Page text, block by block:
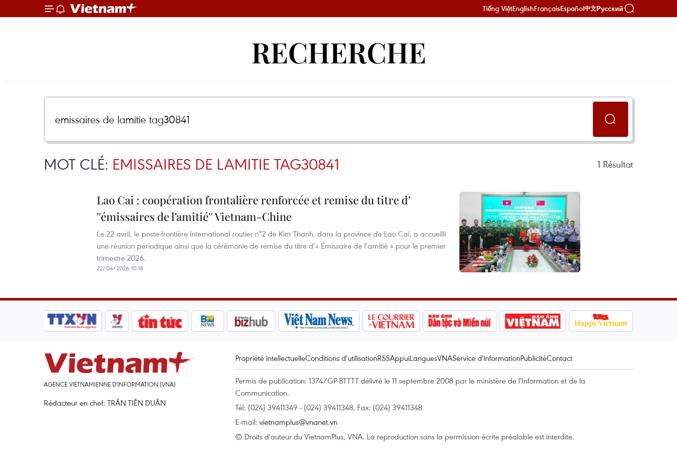
Tiếng ViệtEnglishFrançaisEspañol中文Русский
RECHERCHE
MOT CLÉ: EMISSAIRES DE LAMITIE TAG30841 1 Résultat
Lao Cai : coopération frontalière renforcée et remise du titre d’
''émissaires de l’amitié'' Vietnam-Chine
Le 22 avril, le poste-frontière international routier n°2 de Kim Thanh, dans la province de Lao Cai, a accueilli
une réunion périodique ainsi que la cérémonie de remise du titre d’« Émissaire de l’amitié » pour le premier
trimestre 2026.
22/04/2026 10:18
AGENCE VIETNAMIENNE D'INFORMATION (VNA)
Rédacteur en chef: TRÂN TIÊN DUÂN
Propriété intellectuelleConditions d'utilisationRSSAppuiLanguesVNAService d'informationPublicitéContact
Permis de publication: 1374/GP-BTTTT délivré le 11 septembre 2008 par le ministère de l'Information et de la
Communication.
Tél: (024) 39411349 - (024) 39411348, Fax: (024) 39411348
E-mail: vietnamplus@vnanet.vn
© Droits d'auteur du VietnamPlus, VNA. La reproduction sans la permission écrite préalable est interdite.